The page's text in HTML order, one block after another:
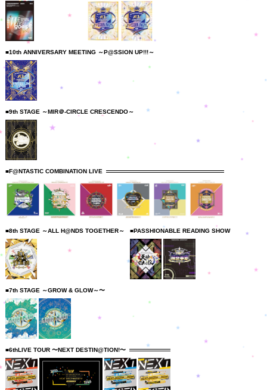
■10th ANNIVERSARY MEETING ～P@SSION UP!!!～
■9th STAGE ～MIR＠-CIRCLE CRESCENDO～
■F@NTASTIC COMBINATION LIVE
■8th STAGE ～ALL H@NDS TOGETHER～ ■PASSHIONABLE READING SHOW
■7th STAGE ～GROW & GLOW～〜
■6thLIVE TOUR 〜NEXT DESTIN@TION!〜